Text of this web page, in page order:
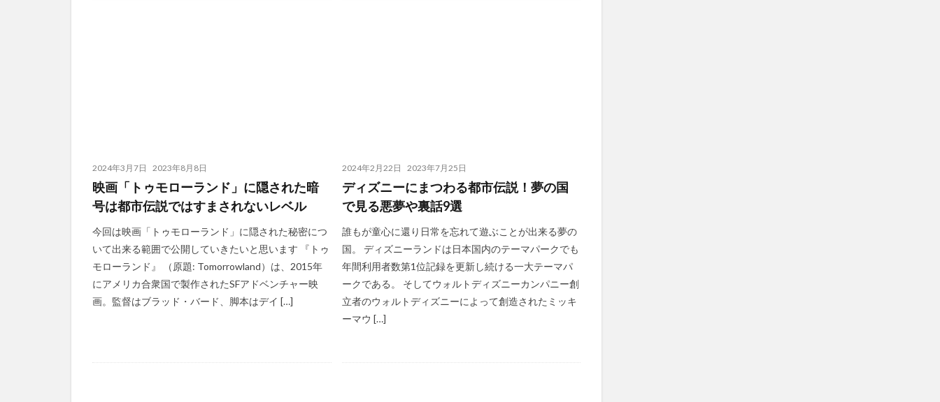
2024年3月7日 2023年8月8日
映画「トゥモローランド」に隠された暗
号は都市伝説ではすまされないレベル
今回は映画「トゥモローランド」に隠された秘密につ
いて出来る範囲で公開していきたいと思います 『トゥ
モローランド』 （原題: Tomorrowland）は、2015年
にアメリカ合衆国で製作されたSFアドベンチャー映
画。監督はブラッド・バード、脚本はデイ […]
2024年2月22日 2023年7月25日
ディズニーにまつわる都市伝説！夢の国
で見る悪夢や裏話9選
誰もが童心に還り日常を忘れて遊ぶことが出来る夢の
国。 ディズニーランドは日本国内のテーマパークでも
年間利用者数第1位記録を更新し続ける一大テーマパ
ークである。 そしてウォルトディズニーカンパニー創
立者のウォルトディズニーによって創造されたミッキ
ーマウ […]